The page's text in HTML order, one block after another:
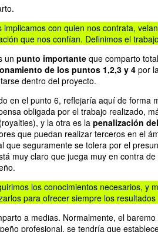
implicamos con quien nos contrata,
que nos confían. Definimos el
un punto importante que comparto
de los puntos 1,2,3 y 4 por
dentro del proyecto.
en el punto 6, reflejaría aquí de forma
obligada por el trabajo realizado,
y la otra es la penalización
que puedan realizar terceros en el
que seguramente se tolera por el
muy claro que juega muy en contra
los conocimientos necesarios, y
para ofrecer siempre los
a medias. Normalmente, el
profesional, se tendría que